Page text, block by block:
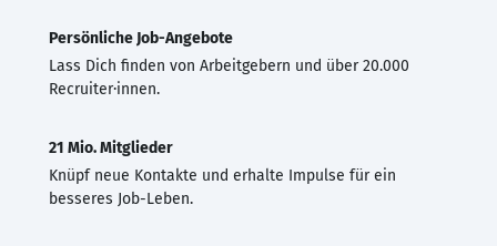
Persönliche Job-Angebote
Lass Dich finden von Arbeitgebern und über 20.000
Recruiter·innen.
21 Mio. Mitglieder
Knüpf neue Kontakte und erhalte Impulse für ein
besseres Job-Leben.